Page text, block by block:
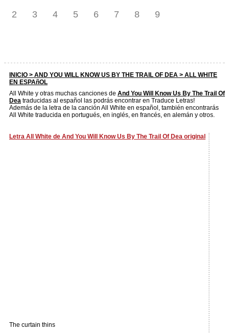
2
3 4 5 6 7 8 9
INICIO > AND YOU WILL KNOW US BY THE TRAIL OF DEA > ALL WHITE
EN ESPAñOL
All White y otras muchas canciones de And You Will Know Us By The Trail Of
Dea traducidas al español las podrás encontrar en Traduce Letras!
Además de la letra de la canción All White en español, también encontrarás
All White traducida en portugués, en inglés, en francés, en alemán y otros.
Letra All White de And You Will Know Us By The Trail Of Dea original
The curtain thins